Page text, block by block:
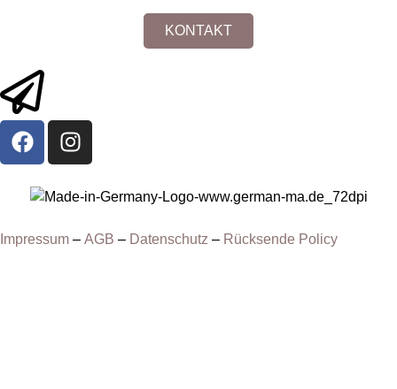
KONTAKT
Impressum – AGB – Datenschutz – Rücksende Policy